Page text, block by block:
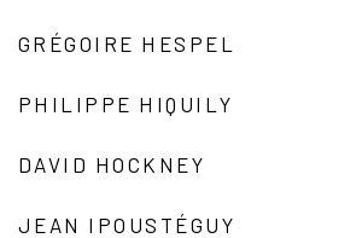
GRÉGOIRE HESPEL
PHILIPPE HIQUILY
DAVID HOCKNEY
JEAN IPOUSTÉGUY